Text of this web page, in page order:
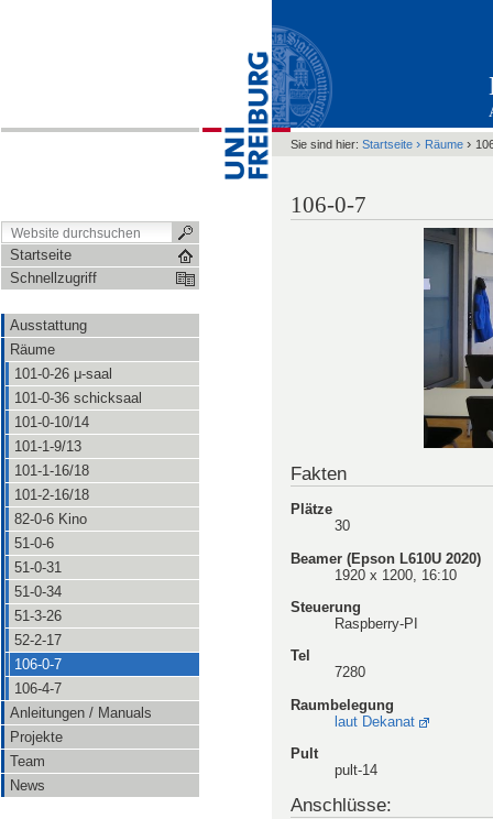
Startseite
Schnellzugriff
Ausstattung
Räume
101-0-26 μ-saal
101-0-36 schicksaal
101-0-10/14
101-1-9/13
101-1-16/18
101-2-16/18
82-0-6 Kino
51-0-6
51-0-31
51-0-34
51-3-26
52-2-17
106-0-7
106-4-7
Anleitungen / Manuals
Projekte
Team
News
Sie sind hier: Startseite › Räume ›
106-0-7
Fakten
Plätze
30
Beamer (Epson L610U 2020)
1920 x 1200, 16:10
Steuerung
Raspberry-PI
Tel
7280
Raumbelegung
laut Dekanat
Pult
pult-14
Anschlüsse: